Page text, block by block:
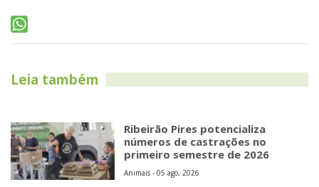
Leia também
Ribeirão Pires potencializa
números de castrações no
primeiro semestre de 2026
Animais - 05 ago, 2026